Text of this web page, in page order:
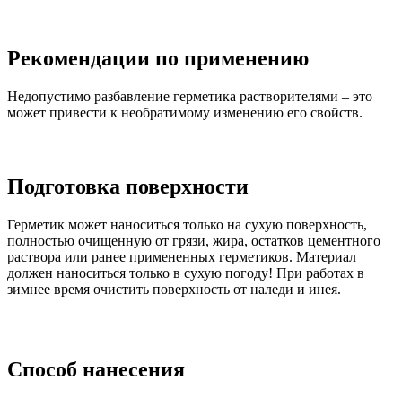
Рекомендации по применению
Недопустимо разбавление герметика растворителями – это
может привести к необратимому изменению его свойств.
Подготовка поверхности
Герметик может наноситься только на сухую поверхность,
полностью очищенную от грязи, жира, остатков цементного
раствора или ранее примененных герметиков. Материал
должен наноситься только в сухую погоду! При работах в
зимнее время очистить поверхность от наледи и инея.
Способ нанесения